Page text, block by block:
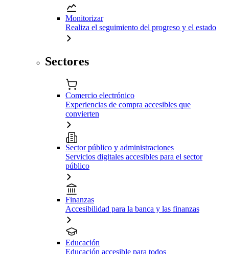
Monitorizar
Realiza el seguimiento del progreso y el estado
Sectores
Comercio electrónico
Experiencias de compra accesibles que
convierten
Sector público y administraciones
Servicios digitales accesibles para el sector
público
Finanzas
Accesibilidad para la banca y las finanzas
Educación
Educación accesible para todos